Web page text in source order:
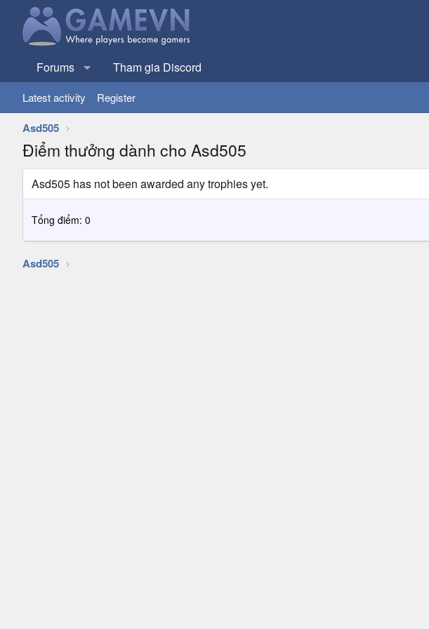
Forums Tham gia Discord
Latest activity Register
Asd505
Điểm thưởng dành cho Asd505
Asd505 has not been awarded any trophies yet.
Tổng điểm: 0
Asd505